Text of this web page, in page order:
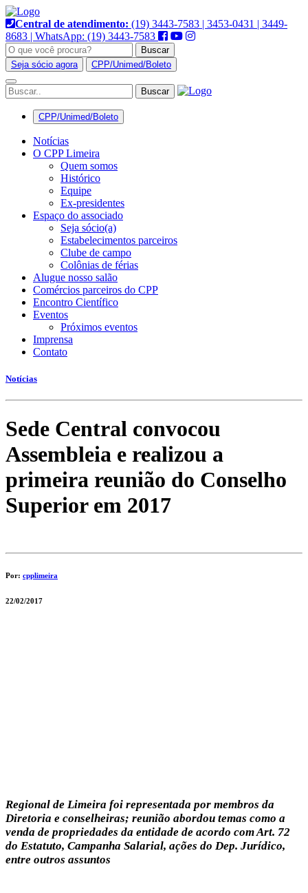
Pular
para
o
conteúdo
Central de atendimento: (19) 3443-7583 | 3453-0431 | 3449-
8683 | WhatsApp: (19) 3443-7583
Buscar
Seja sócio agora
CPP/Unimed/Boleto
Alternar
navegação
CPP/Unimed/Boleto
Notícias
O CPP Limeira
Quem somos
Histórico
Equipe
Ex-presidentes
Espaço do associado
Seja sócio(a)
Estabelecimentos parceiros
Clube de campo
Colônias de férias
Alugue nosso salão
Comércios parceiros do CPP
Encontro Científico
Eventos
Próximos eventos
Imprensa
Contato
Notícias
Sede Central convocou
Assembleia e realizou a
primeira reunião do Conselho
Superior em 2017
Por: cpplimeira
22/02/2017
Regional de Limeira foi representada por membros da
Diretoria e conselheiras; reunião abordou temas como a
venda de propriedades da entidade de acordo com Art. 72
do Estatuto, Campanha Salarial, ações do Dep. Jurídico,
entre outros assuntos